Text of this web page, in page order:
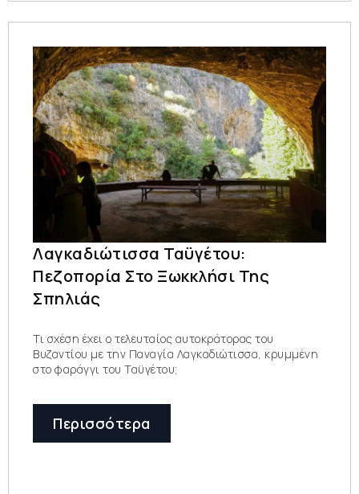
Λαγκαδιώτισσα Ταϋγέτου:
Πεζοπορία Στο Ξωκκλήσι Της
Σπηλιάς
Τι σχέση έχει ο τελευταίος αυτοκράτορας του
Βυζαντίου με την Παναγία Λαγκαδιώτισσα, κρυμμένη
στο φαράγγι του Ταϋγέτου;
Περισσότερα